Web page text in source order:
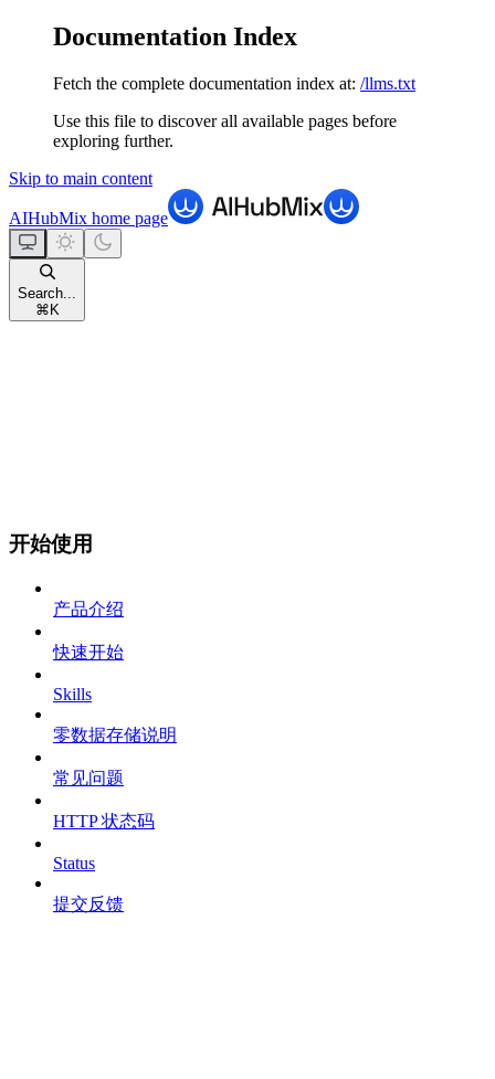
Documentation Index
Fetch the complete documentation index at: /llms.txt
Use this file to discover all available pages before
exploring further.
Skip to main content
AIHubMix home page
Search...
⌘ K
开始使用
产品介绍
快速开始
Skills
零数据存储说明
常见问题
HTTP 状态码
Status
提交反馈